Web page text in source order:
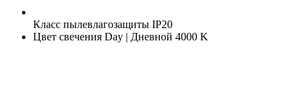
Класс пылевлагозащиты IP20
Цвет свечения Day | Дневной 4000 K